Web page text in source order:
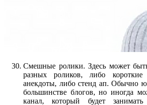
Смешные ролики. Здесь может
разных роликов, либо короткие
анекдоты, либо стенд ап. Обычно
большинстве блогов, но иногда
канал, который будет